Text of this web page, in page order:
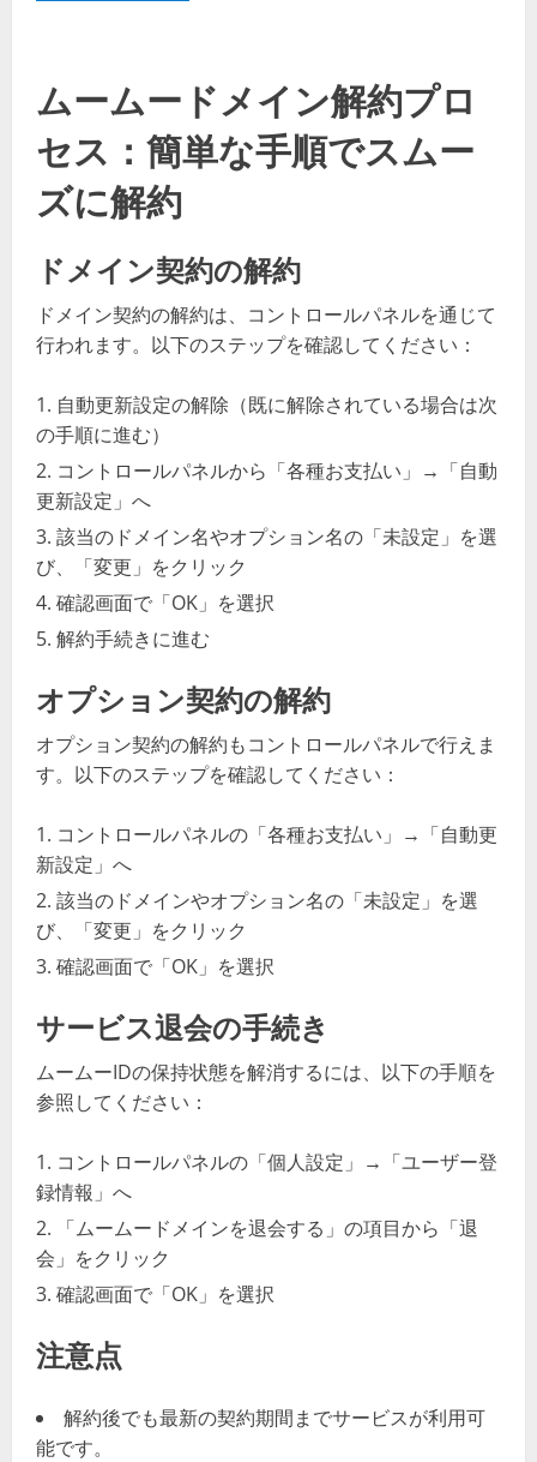
ムームードメイン解約プロ
セス：簡単な手順でスムー
ズに解約
ドメイン契約の解約
ドメイン契約の解約は、コントロールパネルを通じて
行われます。以下のステップを確認してください：
自動更新設定の解除（既に解除されている場合は次
の手順に進む）
コントロールパネルから「各種お支払い」→「自動
更新設定」へ
該当のドメイン名やオプション名の「未設定」を選
び、「変更」をクリック
確認画面で「OK」を選択
解約手続きに進む
オプション契約の解約
オプション契約の解約もコントロールパネルで行えま
す。以下のステップを確認してください：
コントロールパネルの「各種お支払い」→「自動更
新設定」へ
該当のドメインやオプション名の「未設定」を選
び、「変更」をクリック
確認画面で「OK」を選択
サービス退会の手続き
ムームーIDの保持状態を解消するには、以下の手順を
参照してください：
コントロールパネルの「個人設定」→「ユーザー登
録情報」へ
「ムームードメインを退会する」の項目から「退
会」をクリック
確認画面で「OK」を選択
注意点
解約後でも最新の契約期間までサービスが利用可
能です。